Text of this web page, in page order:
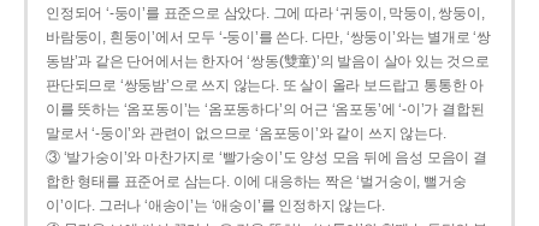
인정되어 ‘-둥이’를 표준으로 삼았다. 그에 따라 ‘귀둥이, 막둥이, 쌍둥이,
바람둥이, 흰둥이’에서 모두 ‘-둥이’를 쓴다. 다만, ‘쌍둥이’와는 별개로 ‘쌍
동밤’과 같은 단어에서는 한자어 ‘쌍동(雙童)’의 발음이 살아 있는 것으로
판단되므로 ‘쌍둥밤’으로 쓰지 않는다. 또 살이 올라 보드랍고 통통한 아
이를 뜻하는 ‘옴포동이’는 ‘옴포동하다’의 어근 ‘옴포동’에 ‘-이’가 결합된
말로서 ‘-둥이’와 관련이 없으므로 ‘옴포둥이’와 같이 쓰지 않는다.
③ ‘발가숭이’와 마찬가지로 ‘빨가숭이’도 양성 모음 뒤에 음성 모음이 결
합한 형태를 표준어로 삼는다. 이에 대응하는 짝은 ‘벌거숭이, 뻘거숭
이’이다. 그러나 ‘애송이’는 ‘애숭이’를 인정하지 않는다.